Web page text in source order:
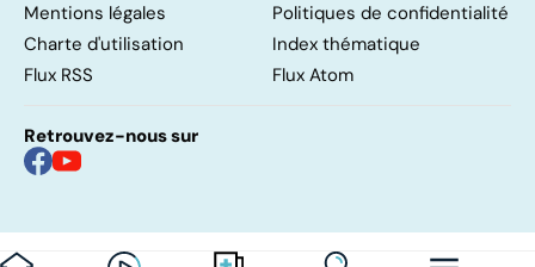
Mentions légales
Politiques de confidentialité
Charte d'utilisation
Index thématique
Flux RSS
Flux Atom
Retrouvez-nous sur